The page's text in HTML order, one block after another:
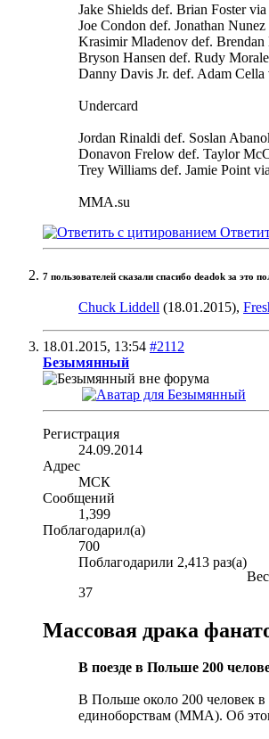
Jake Shields def. Brian Foster
Joe Condon def. Jonathan
Krasimir Mladenov def.
Bryson Hansen def. Rudy
Danny Davis Jr. def. Adam
Undercard
Jordan Rinaldi def. Soslan
Donavon Frelow def. Taylor
Trey Williams def. Jamie Point
MMA.su
7 пользователей сказали cпасибо deadok за это
Chuck Liddell (18.01.2015),
18.01.2015, 13:54 #2112
Безымянный
Регистрация
24.09.2014
Адрес
МСК
Сообщений
1,399
Поблагодарил(а)
700
Поблагодарили 2,413 раз(а)
37
Массовая драка
В поезде в Польше 200
В Польше около 200 человек
единоборствам (ММА). Об